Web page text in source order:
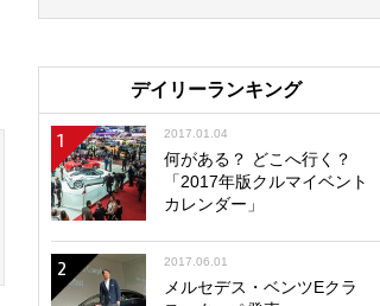
デイリーランキング
1 2017.01.04
何がある？ どこへ行く？
「2017年版クルマイベント
カレンダー」
2 2017.06.01
メルセデス・ベンツEクラ